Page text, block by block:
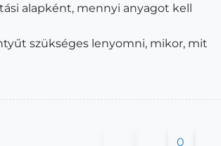
alapként, mennyi anyagot kell
szükséges lenyomni, mikor, mit
0